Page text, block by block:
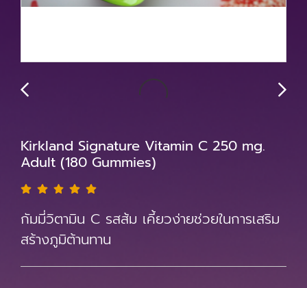
Kirkland Signature Vitamin C 250 mg.
Adult (180 Gummies)
กัมมี่วิตามิน C รสส้ม เคี้ยวง่ายช่วยในการเสริม
สร้างภูมิต้านทาน